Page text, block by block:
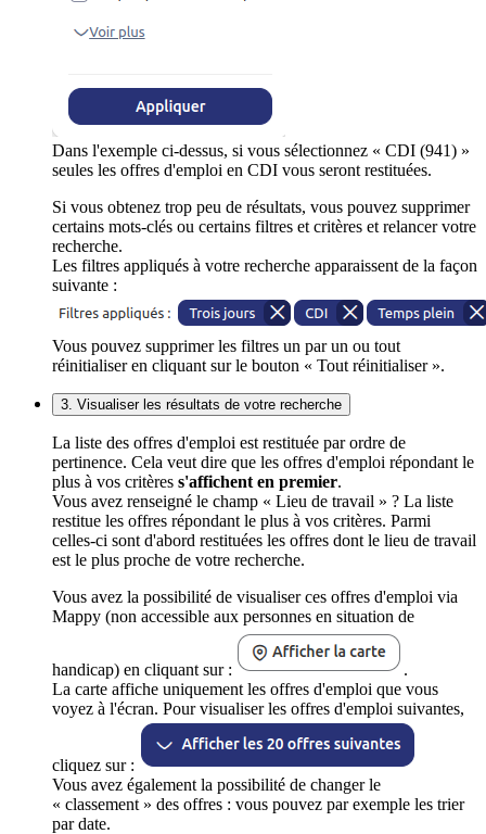
Dans l'exemple ci-dessus, si vous sélectionnez « CDI (941) »
seules les offres d'emploi en CDI vous seront restituées.
Si vous obtenez trop peu de résultats, vous pouvez supprimer
certains mots-clés ou certains filtres et critères et relancer votre
recherche.
Les filtres appliqués à votre recherche apparaissent de la façon
suivante :
Vous pouvez supprimer les filtres un par un ou tout
réinitialiser en cliquant sur le bouton « Tout réinitialiser ».
3. Visualiser les résultats de votre recherche
La liste des offres d'emploi est restituée par ordre de
pertinence. Cela veut dire que les offres d'emploi répondant le
plus à vos critères s'affichent en premier.
Vous avez renseigné le champ « Lieu de travail » ? La liste
restitue les offres répondant le plus à vos critères. Parmi
celles-ci sont d'abord restituées les offres dont le lieu de travail
est le plus proche de votre recherche.
Vous avez la possibilité de visualiser ces offres d'emploi via
Mappy (non accessible aux personnes en situation de
handicap) en cliquant sur :
.
La carte affiche uniquement les offres d'emploi que vous
voyez à l'écran. Pour visualiser les offres d'emploi suivantes,
cliquez sur :
Vous avez également la possibilité de changer le
« classement » des offres : vous pouvez par exemple les trier
par date.